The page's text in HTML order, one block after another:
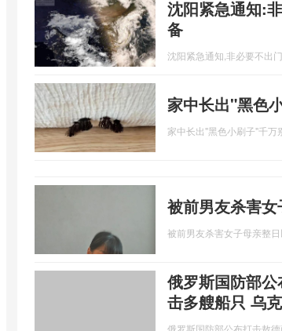
沈阳紧急通知:
备
沈阳紧急通知,非必要不出门
家中长出"黑色
家中长出"黑色小刷子"千万
被前男友杀害
被前男友杀害女子母亲整
俄罗斯国防部
击多艘船只 乌
俄罗斯国防部公布打击敖